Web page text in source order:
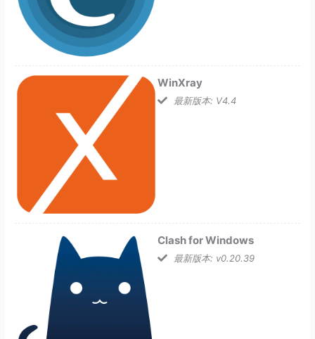
WinXray
最新版本: V4.4
Clash for Windows
最新版本: v0.20.39